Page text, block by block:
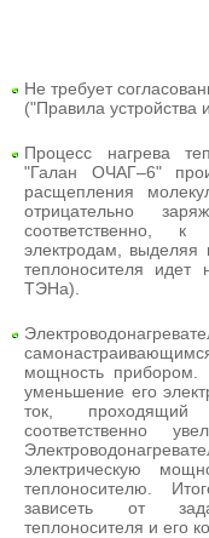
Не требует
("Правила устройства
Процесс нагрева
"Галан ОЧАГ–6"
расщепления
отрицательно
соответственно,
электродам, выделяя
теплоносителя
ТЭНа).
мощность прибором.
уменьшение его
ток, проходящий
соответственно
электрическую
теплоносителю.
зависеть от
теплоносителя и его